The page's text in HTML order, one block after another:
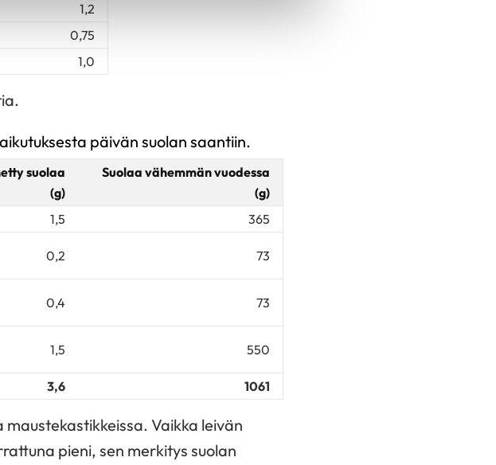
1,2
0,75
1,0
päivän suolan saantiin.
suolaa
(g)
Suolaa vähemmän vuodessa
(g)
3,6 1061
1,5
365
0,2 73
0,4 73
1,5 550
maustekastikkeissa. Vaikka leivän
pieni, sen merkitys suolan